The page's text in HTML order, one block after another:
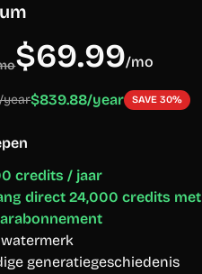
$69.99/mo
year$839.88/year SAVE 30%
credits / jaar
direct 24,000 credits met
watermerk
generatiegeschiedenis